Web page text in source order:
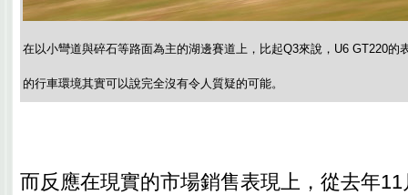
在以小彎道與碎石等路面為主的湖邊賽道上，比起Q3來說，U6 GT220的
的行車環境其實可以說完全沒有令人質疑的可能。
而反應在現實的市場銷售表現上，從去年